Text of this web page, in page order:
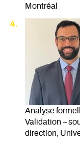
Montréal
Analyse
Validation –
direction,